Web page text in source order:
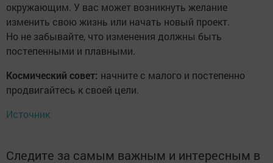
окружающим. У вас может возникнуть желание
изменить свою жизнь или начать новый проект.
Но не забывайте, что изменения должны быть
постепенными и плавными.
Космический совет: начните с малого и постепенно
продвигайтесь к своей цели.
Источник
Следите за самым важным и интересным в